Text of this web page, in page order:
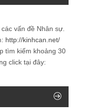
vấn đề Nhân sự
http://kinhcan.net/
tìm kiếm khoảng 30
click tại đây: